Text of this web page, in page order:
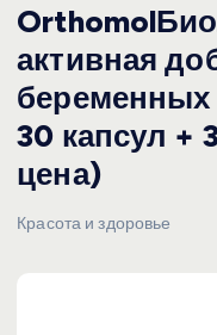
активная
30 капсул +
цена)
Красота и здоровье